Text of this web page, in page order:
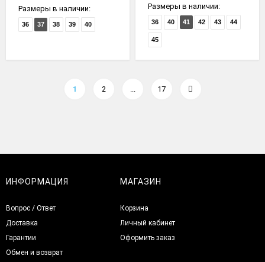
Размеры в наличии:
36 37 38 39 40
Размеры в наличии:
36 40 41 42 43 44
45
1 2 17
ИНФОРМАЦИЯ
Вопрос / Ответ
Доставка
Гарантии
Обмен и возврат
МАГАЗИН
Корзина
Личный кабинет
Оформить заказ